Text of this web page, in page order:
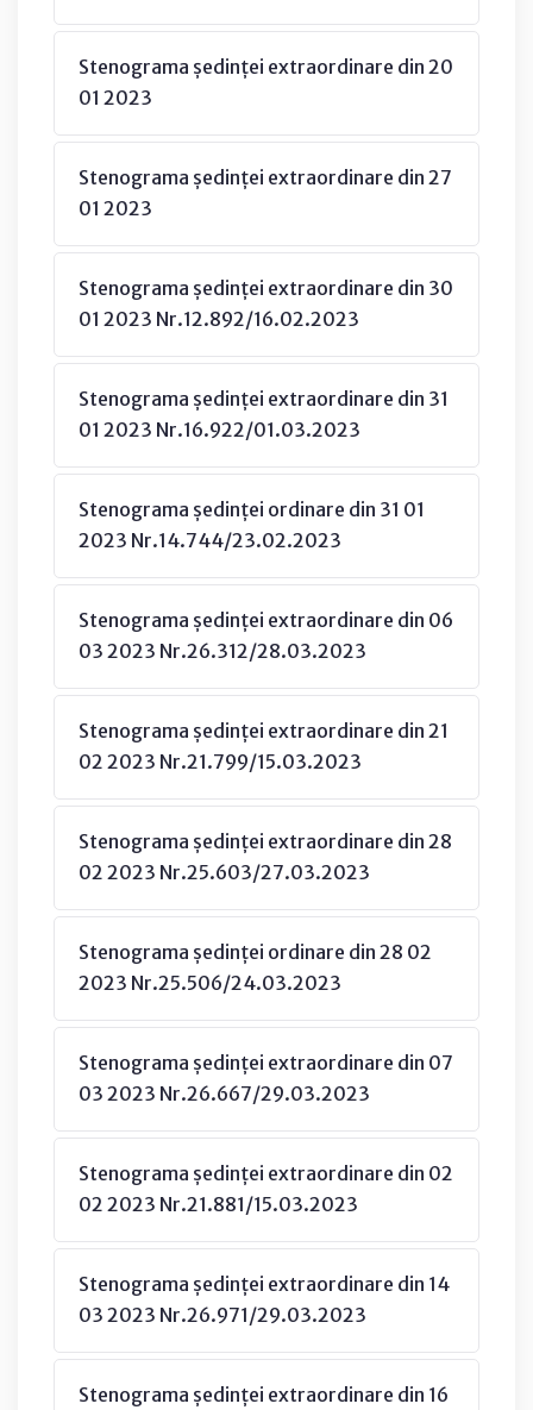
Stenograma ședinței extraordinare din 20
01 2023
Stenograma ședinței extraordinare din 27
01 2023
Stenograma ședinței extraordinare din 30
01 2023 Nr.12.892/16.02.2023
Stenograma ședinței extraordinare din 31
01 2023 Nr.16.922/01.03.2023
Stenograma ședinței ordinare din 31 01
2023 Nr.14.744/23.02.2023
Stenograma ședinței extraordinare din 06
03 2023 Nr.26.312/28.03.2023
Stenograma ședinței extraordinare din 21
02 2023 Nr.21.799/15.03.2023
Stenograma ședinței extraordinare din 28
02 2023 Nr.25.603/27.03.2023
Stenograma ședinței ordinare din 28 02
2023 Nr.25.506/24.03.2023
Stenograma ședinței extraordinare din 07
03 2023 Nr.26.667/29.03.2023
Stenograma ședinței extraordinare din 02
02 2023 Nr.21.881/15.03.2023
Stenograma ședinței extraordinare din 14
03 2023 Nr.26.971/29.03.2023
Stenograma ședinței extraordinare din 16